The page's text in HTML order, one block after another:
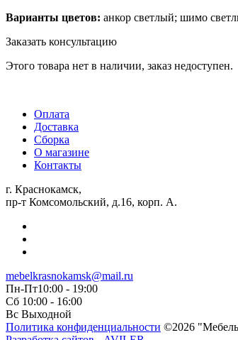
Варианты цветов: анкор светлый; шимо
Заказать консультацию
Этого товара нет в наличии, заказ недоступен.
Оплата
Доставка
Сборка
О магазине
Контакты
г. Краснокамск,
пр-т Комсомольский, д.16, корп. А.
mebelkrasnokamsk@mail.ru
Пн-Пт10:00 - 19:00
Сб 10:00 - 16:00
Вс Выходной
Политика конфиденциальности ©2026